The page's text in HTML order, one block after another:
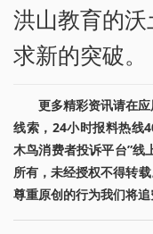
洪山教育的
求新的突破。
更多精彩资讯请在
线索，24小时报料热线
木鸟消费者投诉平台”线
所有，未经授权不得转
尊重原创的行为我们将追